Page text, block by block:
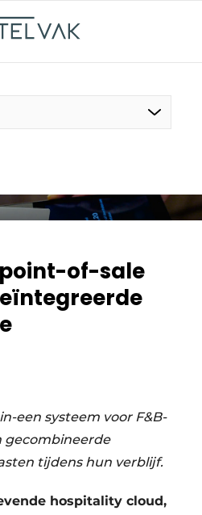
of-sale
een systeem voor F&B-
gecombineerde
tijdens hun verblijf.
hospitality cloud,